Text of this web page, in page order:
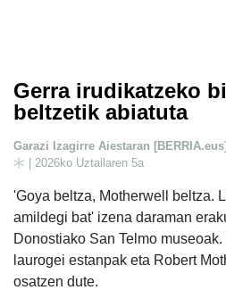
Gerra irudikatzeko
beltzetik abiatuta
Garazi Izagirre Aiestaran [BERRIA.eus]
| 2026ko Uztailaren 5a
'Goya beltza, Motherwell beltza.
amildegi bat' izena daraman
Donostiako San Telmo
laurogei estanpak eta Robert
osatzen dute.